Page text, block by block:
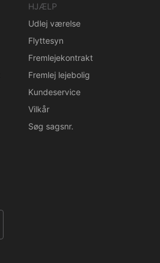
HJÆLP
Udlej værelse
Flyttesyn
Fremlejekontrakt
Fremlej lejebolig
Kundeservice
Vilkår
Søg sagsnr.